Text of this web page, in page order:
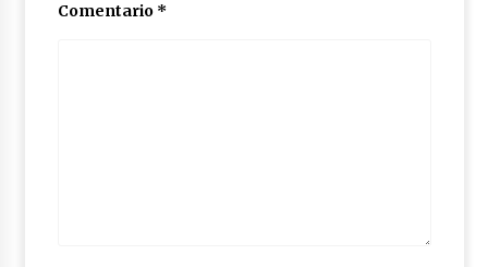
Comentario *